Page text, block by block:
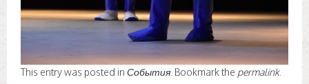
This entry was posted in События . Bookmark the permalink.